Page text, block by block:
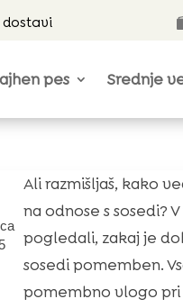
dostavi
pes Srednje
Ali razmišljaš, kako
na odnose s sosedi?
pogledali, zakaj je
sosedi pomemben.
pomembno vlogo